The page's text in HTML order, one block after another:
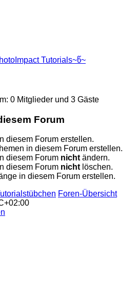
Tutorials~წ~
0 Mitglieder und 3 Gäste
Forum
diesem Forum erstellen.
in diesem Forum erstellen.
diesem Forum nichtändern.
diesem Forum nichtlöschen.
in diesem Forum erstellen.
Foren-Übersicht